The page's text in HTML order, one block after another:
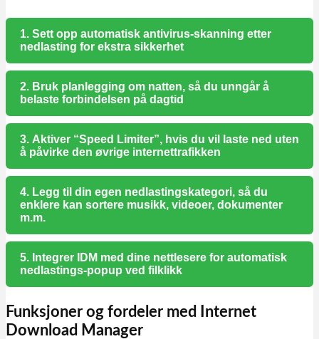
1. Sett opp automatisk antivirus-skanning etter
nedlasting for ekstra sikkerhet
2. Bruk planlegging om natten, så du unngår å
belaste forbindelsen på dagtid
3. Aktiver “Speed Limiter”, hvis du vil laste ned uten
å påvirke den øvrige internettrafikken
4. Legg til din egen nedlastingskategori, så du
enklere kan sortere musikk, videoer, dokumenter
m.m.
5. Integrer IDM med dine nettlesere for automatisk
nedlastings-popup ved filklikk
Funksjoner og fordeler med Internet
Download Manager